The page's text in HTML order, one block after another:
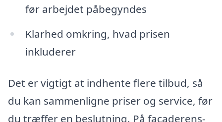
før arbejdet påbegyndes
Klarhed omkring, hvad prisen
inkluderer
Det er vigtigt at indhente flere tilbud, så
du kan sammenligne priser og service, før
du træffer en beslutning. På facaderens-